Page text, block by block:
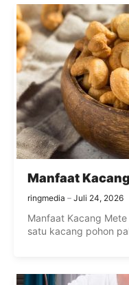
Manfaat
ringmedia Juli 24, 2026
Manfaat Kacang
satu kacang pohon